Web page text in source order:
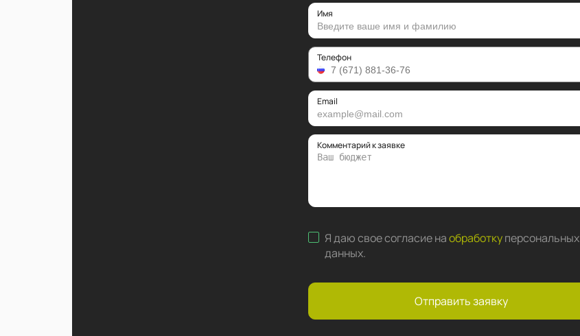
Имя
Телефон
Email
Комментарий к заявке
Я даю свое согласие наобработкуперсональных
данных.
Отправить заявку